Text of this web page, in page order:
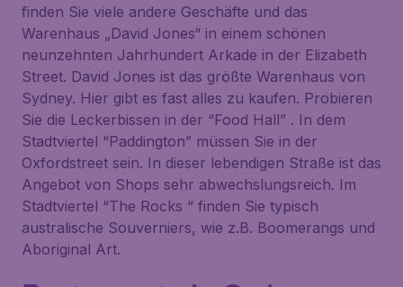
finden Sie viele andere Geschäfte und das
Warenhaus „David Jones“ in einem schönen
neunzehnten Jahrhundert Arkade in der Elizabeth
Street. David Jones ist das größte Warenhaus von
Sydney. Hier gibt es fast alles zu kaufen. Probieren
Sie die Leckerbissen in der “Food Hall” . In dem
Stadtviertel “Paddington” müssen Sie in der
Oxfordstreet sein. In dieser lebendigen Straße ist das
Angebot von Shops sehr abwechslungsreich. Im
Stadtviertel “The Rocks “ finden Sie typisch
australische Souverniers, wie z.B. Boomerangs und
Aboriginal Art.